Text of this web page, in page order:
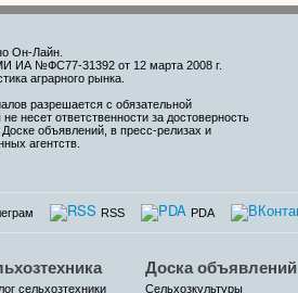
Он-Лайн
ИА №ФС77-31392 от 12 марта 2008 г.
аграрного рынка.
разрешается с обязательной
несет ответственности за достоверность
объявлений, в пресс-релизах и
агентств.
RSS PDA
сельхозтехники
Доска объявлений
Сельхозкультуры